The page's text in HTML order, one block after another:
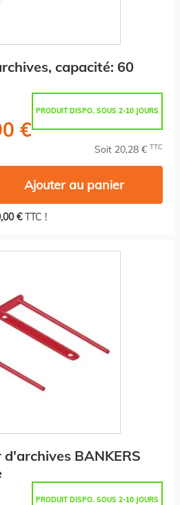
capacité: 60
PRODUIT DISPO. SOUS 2-10 JOURS
€
Soit 20,28 € TTC
Ajouter au panier
€TTC !
BANKERS
PRODUIT DISPO. SOUS 2-10 JOURS